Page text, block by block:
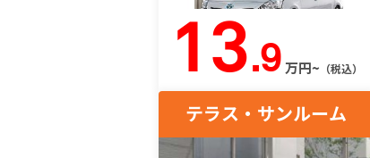
13.9 万円~ （税込）
テラス・サンルーム